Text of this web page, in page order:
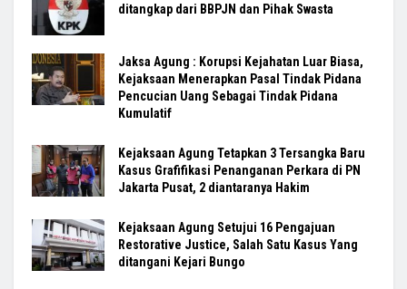
ditangkap dari BBPJN dan Pihak Swasta
Jaksa Agung : Korupsi Kejahatan Luar Biasa,
Kejaksaan Menerapkan Pasal Tindak Pidana
Pencucian Uang Sebagai Tindak Pidana
Kumulatif
Kejaksaan Agung Tetapkan 3 Tersangka Baru
Kasus Grafifikasi Penanganan Perkara di PN
Jakarta Pusat, 2 diantaranya Hakim
Kejaksaan Agung Setujui 16 Pengajuan
Restorative Justice, Salah Satu Kasus Yang
ditangani Kejari Bungo